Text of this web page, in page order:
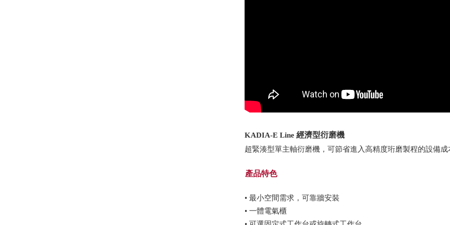
KADIA-E Line​ 經濟型衍磨機
超緊湊型單主軸衍磨機，可節省進入高精度珩磨製程的設備成
產品特色
• 最小空間需求，可靠牆安裝
• 一體電氣櫃